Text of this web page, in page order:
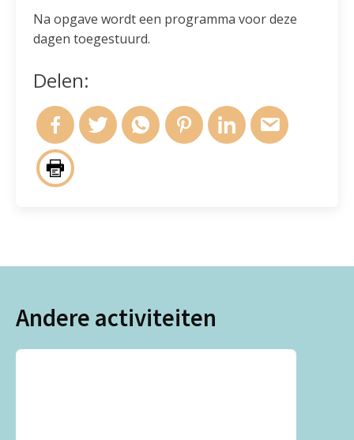
Na opgave wordt een programma voor deze
dagen toegestuurd.
Delen:
Andere activiteiten